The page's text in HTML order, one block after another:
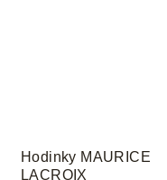
Hodinky MAURICE
LACROIX